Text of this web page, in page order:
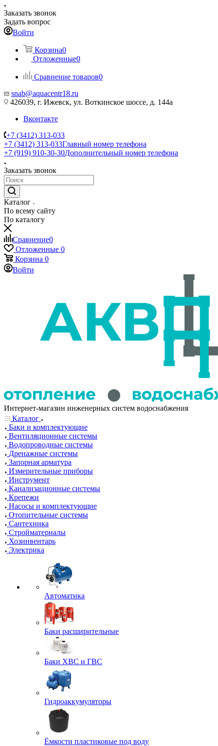
Заказать звонок
Задать вопрос
Войти
Корзина0
Отложенные0
Сравнение товаров0
snab@aquacentr18.ru
426039, г. Ижевск, ул. Воткинское шоссе, д. 144а
Вконтакте
+7 (3412) 313-033
+7 (3412) 313-033Главный номер телефона
+7 (919) 910-30-30Дополнительный номер телефона
Заказать звонок
Каталог
По всему сайту
По каталогу
Сравнение0
Отложенные 0
Корзина 0
Войти
Интернет-магазин инженерных систем водоснабжения
Каталог
Баки и комплектующие
Вентиляционные системы
Водопроводные системы
Дренажные системы
Запорная арматура
Измерительные приборы
Инструмент
Канализационные системы
Крепежи
Насосы и комплектующие
Отопительные системы
Сантехника
Стройматериалы
Хозинвентарь
Электрика
Автоматика
Баки расширительные
Баки ХВС и ГВС
Гидроаккумуляторы
Ёмкости пластиковые под воду